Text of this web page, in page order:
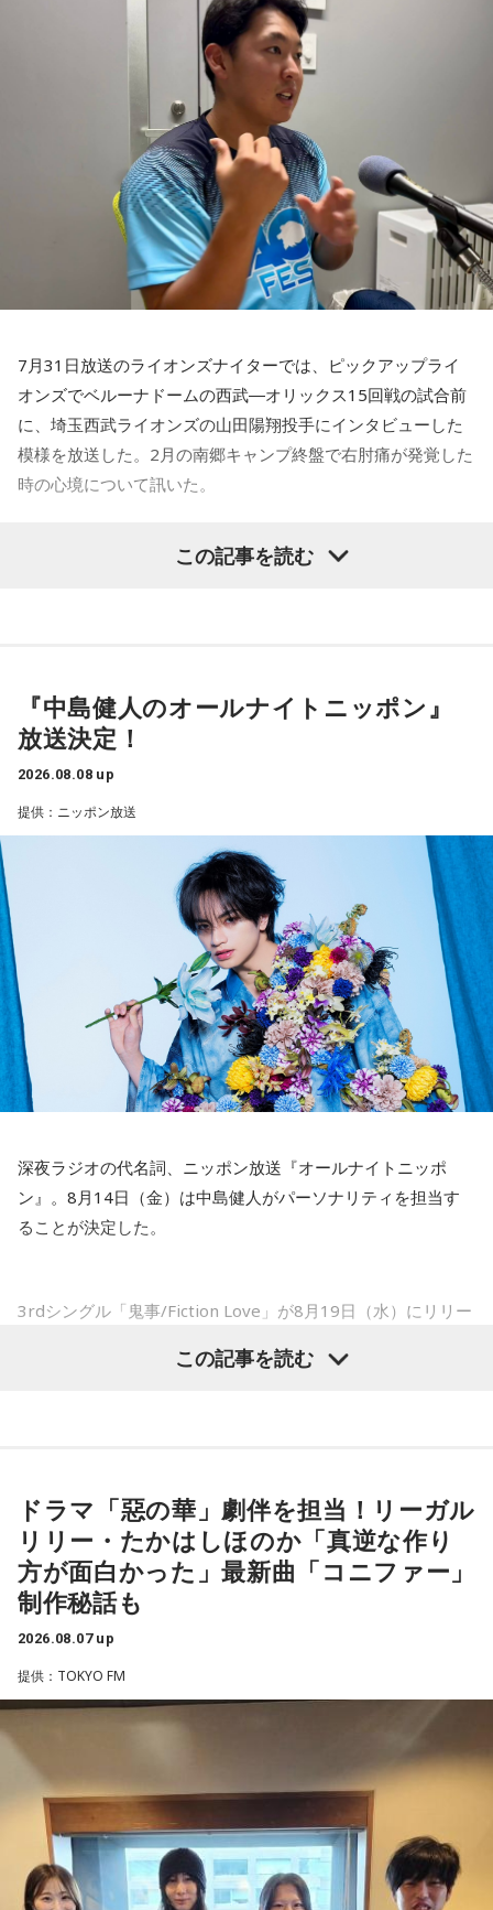
活かしながら幅広く活動しています。
◆「塩貝選手に悪意はなかった」
藤木：決勝トーナメントの相手がブラジルに決まった際、塩
貝選手の言葉が切り取られて話題になったというか、ブラジ
ルにちょっと火をつけてしまった部分もあるのかなと思った
福田：そうですね。塩貝選手に悪意はなかったと思います
し、素直に自分の気持ちを言っただけなのですが、それをブ
ラジルサイドがうまく切り取って、結果的に彼らのモチベー
ションを上げるような形になってしまったので、それはあま
何を言っているかというと、日本とブラジルの力関係は間違
いなくブラジルが上なんですよ。そこで日本サイドが考えな
きゃいけないことは、ブラジルに油断してもらう、隙を見せ
てもらうということも1つだと思っていて。
ジルは対戦相手が決まったときに「オランダじゃなくて良か
ているんだ。メンバーは違うかもしれないけれど、日本は力
があるんだぞ」と言って、油断しないように警戒させる。そ
して、「お前ら、（日本選手が）こんなことを言ってるぞ」
と塩貝選手のコメントを（起爆剤として）使うことが可能な
しないほうが良かったなと僕は思っています。
とはいえ、塩貝選手とはW杯が終わったときに違うところで
会いましたけど、本当に純粋なんですよ。全然悪気がないと
いうか。ただ、プロの選手としてそこまで考えてコメントす
るべきだったかなとは思います。
でもまだ若いですから。森保監督は“リバウンドメンタリテ
ィ”という言葉をよく使いますけど、何かうまくいかなかった
後のリアクションがすごく重要で、今後そこを塩貝選手は試
されるのかなと思いますし、その期待に応えるだけのものを
持っている選手だと思いますから、良いエネルギーに変えて
もらいたいなと思います。
----------------------------------------------------
この日の放送をradikoタイムフリーで聴く
※放送エリア外の方は、プレミアム会員の登録でご利用いた
だけます。
＜番組概要＞
番組名：SPORTS BEAT supported by TOYOTA
放送日時：毎週土曜 10:00～10:50
パーソナリティ：藤木直人、高見侑里
7月31日放送のライオンズナイターでは、ピックアップライ
オンズでベルーナドームの西武―オリックス15回戦の試合前
に、埼玉西武ライオンズの山田陽翔投手にインタビューした
模様を放送した。2月の南郷キャンプ終盤で右肘痛が発覚した
時の心境について訊いた。
しい成績だったかと思いますが、「求めすぎずに自分のやる
――過去2年の苦労は昨シーズンに活きていたということです
ね。
山田「活きていると思います。ウエイトトレーニングなどで
身体作りができたと思うので、結果を出さないといけないと
ころで出せたというのはよかったと思います」
――2月の南郷キャンプ終盤で右肘痛が発覚した時の心境を教
山田「痛かったですし、手術のタイミングはすごく悩んだの
ですが、3月9日に手術をさせていただいた。痛いままプレー
をしていても成績も上がらないですし、自分としても不安を
抱えながらプレーをするのは嫌だったので、できるだけ早く
手術をして、早く復帰ができるようにというので決断しまし
た」
――以前から痛みはあったのでしょうか？
山田「痛みがない範囲でできていたのですが、痛みの場所が
動いてしまって、数ミリでも痛みの場所が動くだけで痛みが
変わってくるので」
――実戦復帰まで4ヶ月という診断のもと、ファームで最初に
ラーが出たり、身体との感覚がつながりずらかったりするな
かで、本当にトレーナーさんのおかげでうまくやっていただ
きました」
――石垣島で自主トレをともにした後輩である篠原響投手の
活躍をどうご覧になられましたか？
山田「球速がすごくて、僕も追いつけるように頑張ります」
2試合に登板してみていかがですか？
山田「自分の持ち味が出せて抑えられることができたので、
そこは1番よかったのかなと思います。試合で投げる、野球が
できる感謝というのも再び感じることができましたし、野球
が楽しかったですね」
この記事を読む
『中島健人のオールナイトニッポン』
放送決定！
2026.08.08 up
提供：ニッポン放送
深夜ラジオの代名詞、ニッポン放送『オールナイトニッポ
ン』。8月14日（金）は中島健人がパーソナリティを担当す
ることが決定した。
3rdシングル「鬼事/Fiction Love」が8月19日（水）にリリー
ティを初めて担当する。番組では、新曲「鬼事/Fiction
盛りだくさんの内容でお届けする一夜限りの特別番組『中島
健人のオールナイトニッポン』は8月14日(金)25時からニッポ
ン放送をキーステーションに全国ネットで放送。
◎メールテーマ『鬼事』
TVアニメ『逃げ上手の若君』第2期オープニングテーマ「鬼
事」。中島健人はこの「鬼事」を「日々のイラッとした出来
事」や「心がザワザワした、モヤモヤした事」を表す言葉と
してカジュアルに使っています。そんな、あなたの周りで起
きた「鬼事」を教えてください。
中島健人が、どう立ち回ればよかったのか手を差し伸べま
この記事を読む
ドラマ「惡の華」劇伴を担当！リーガル
リリー・たかはしほのか「真逆な作り
方が面白かった」最新曲「コニファー」
制作秘話も
2026.08.07 up
提供：TOKYO FM